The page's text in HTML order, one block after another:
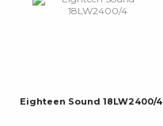
Eighteen Sound 18LW2400/4